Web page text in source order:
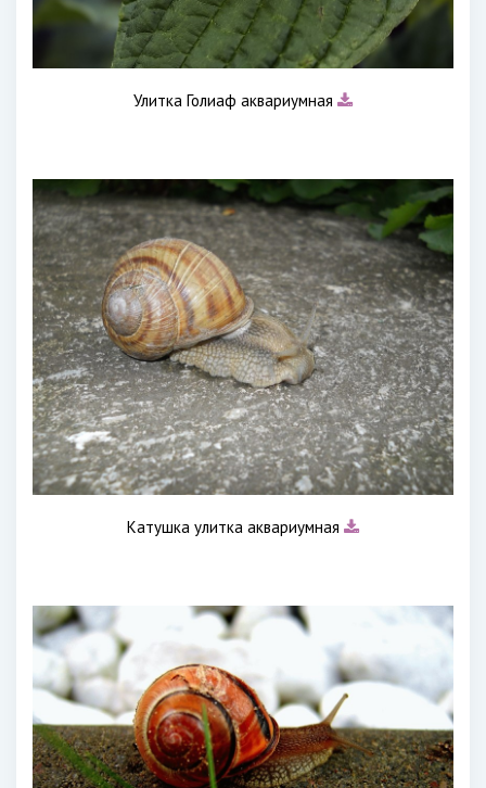
Улитка Голиаф аквариумная
Катушка улитка аквариумная